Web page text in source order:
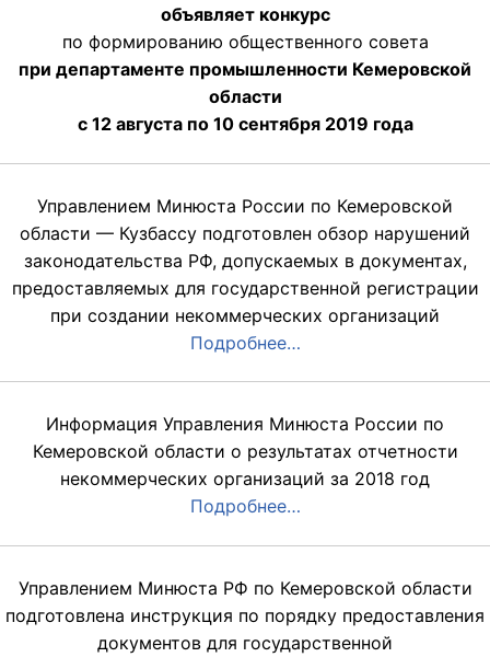
объявляет конкурс
по формированию общественного совета
при департаменте промышленности Кемеровской
области
с 12 августа по 10 сентября 2019 года
Управлением Минюста России по Кемеровской
области — Кузбассу подготовлен обзор нарушений
законодательства РФ, допускаемых в документах,
предоставляемых для государственной регистрации
при создании некоммерческих организаций
Подробнее…
Информация Управления Минюста России по
Кемеровской области о результатах отчетности
некоммерческих организаций за 2018 год
Подробнее…
Управлением Минюста РФ по Кемеровской области
подготовлена инструкция по порядку предоставления
документов для государственной